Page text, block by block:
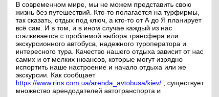
В современном мире, мы не можем представить свою
жизнь без путешествий. Кто-то полагается на турфирмы,
так сказать, отдых под ключ, а кто-то от А до Я планирует
всё сам. И в том, и в ином случае каждый из нас
сталкивается с проблемой выбора трансфера или
экскурсионного автобуса, надежного туроператора и
интересного тура. Качество нашего отдыха зависит от нас
самих и от мелких нюансов, которые могут изрядно
испортить наше настроение и начало отдыха или же
экскурсии. Как сообщает
https://www.rins.com.ua/arenda_avtobusa/kiev/ , существует
множество арендодателей автотранспорта и